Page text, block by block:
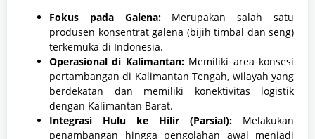
Fokus pada Galena:Merupakan salah satu
produsen konsentrat galena (bijih timbal dan seng)
terkemuka di Indonesia.
Operasional di Kalimantan:Memiliki area konsesi
pertambangan di Kalimantan Tengah, wilayah yang
berdekatan dan memiliki konektivitas logistik
dengan Kalimantan Barat.
Integrasi Hulu ke Hilir (Parsial): Melakukan
penambangan hingga pengolahan awal menjadi